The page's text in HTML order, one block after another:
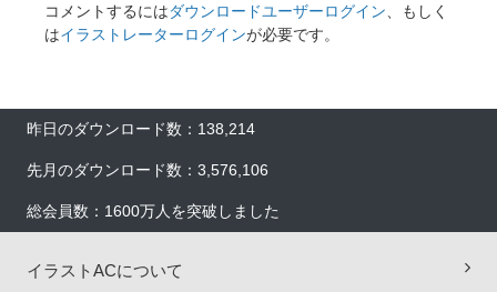
コメントするにはダウンロードユーザーログイン、もしく
はイラストレーターログインが必要です。
昨日のダウンロード数：138,214
先月のダウンロード数：3,576,106
総会員数：1600万人を突破しました
イラストACについて